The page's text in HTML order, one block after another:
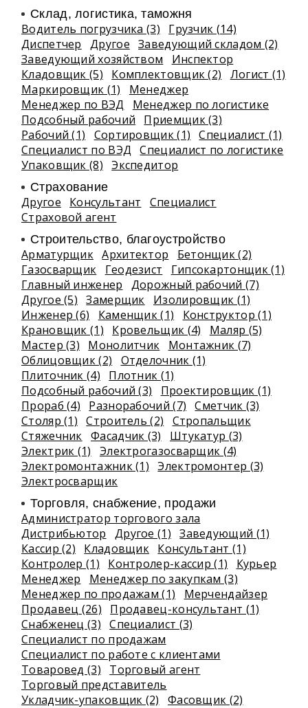
Склад, логистика, таможня
Водитель погрузчика (3)
Грузчик (14)
Диспетчер
Другое Заведующий складом (2)
Заведующий хозяйством
Инспектор
Кладовщик (5)
Комплектовщик (2)
Логист (1)
Маркировщик (1)
Менеджер
Менеджер по ВЭД
Менеджер по логистике
Подсобный рабочий
Приемщик (3)
Рабочий (1)
Сортировщик (1)
Специалист (1)
Специалист по ВЭД
Специалист по логистике
Упаковщик (8)
Экспедитор
Страхование
Другое Консультант
Специалист
Страховой агент
Строительство, благоустройство
Арматурщик Архитектор
Бетонщик (2)
Газосварщик
Геодезист
Гипсокартонщик (1)
Главный инженер
Дорожный рабочий (7)
Другое (5)
Замерщик
Изолировщик (1)
Инженер (6)
Каменщик (1)
Конструктор (1)
Крановщик (1)
Кровельщик (4)
Маляр (5)
Мастер (3)
Монолитчик
Монтажник (7)
Облицовщик (2)
Отделочник (1)
Плиточник (4)
Плотник (1)
Подсобный рабочий (3)
Проектировщик (1)
Прораб (4)
Разнорабочий (7)
Сметчик (3)
Столяр (1)
Строитель (2)
Стропальщик
Стяжечник Фасадчик (3)
Штукатур (3)
Электрик (1)
Электрогазосварщик (4)
Электромонтажник (1)
Электромонтер (3)
Электросварщик
Торговля, снабжение, продажи
Администратор торгового зала
Дистрибьютор
Другое (1)
Заведующий (1)
Кассир (2)
Кладовщик Консультант (1)
Контролер (1)
Контролер-кассир (1)
Курьер
Менеджер
Менеджер по закупкам (3)
Менеджер по продажам (1)
Мерчендайзер
Продавец (26)
Продавец-консультант (1)
Снабженец (3)
Специалист (3)
Специалист по продажам
Специалист по работе с клиентами
Товаровед (3)
Торговый агент
Торговый представитель
Укладчик-упаковщик (2)
Фасовщик (2)